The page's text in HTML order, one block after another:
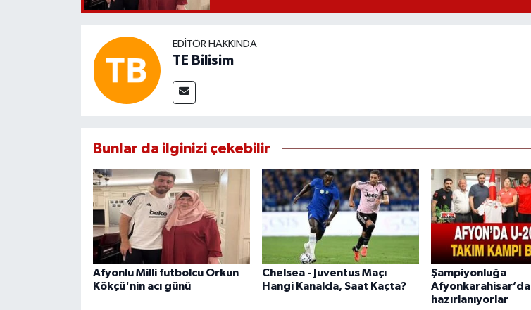
EDITÖR HAKKINDA
TE Bilisim
Bunlar da ilginizi çekebilir
Afyonlu Milli futbolcu Orkun
Kökçü'nin acı günü
Chelsea - Juventus Maçı
Hangi Kanalda, Saat Kaçta?
Şampiyonluğa
Afyonkarahisar’da
hazırlanıyorlar